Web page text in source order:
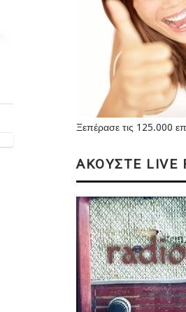
Ξεπέρασε τις 125.000
ΑΚΟΥΣΤΕ LIVE